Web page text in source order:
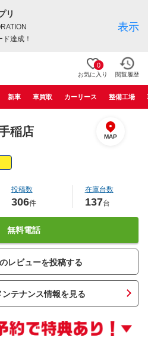
リ
達成！
表示
0
お気に入り 閲覧履歴
新車 車買取 カーリース 整備工場
稲店 MAP
投稿数
306件
在庫台数
137台
無料電話
レビューを投稿する
テナンス情報を見る